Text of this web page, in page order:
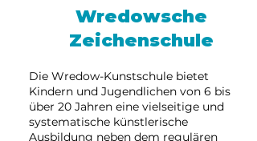
Wredowsche
Zeichenschule
Die Wredow-Kunstschule bietet
Kindern und Jugendlichen von 6 bis
über 20 Jahren eine vielseitige und
systematische künstlerische
Ausbildung neben dem regulären